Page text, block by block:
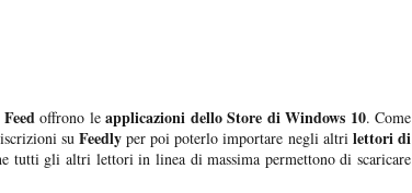
offrono leapplicazioni dello Store di Windows 10. Come
suFeedlyper poi poterlo importare negli altri lettori di
tutti gli altri lettori in linea di massima permettono di scaricare